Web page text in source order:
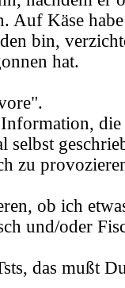
Auf Käse
bin,
hat.
zu
ob ich
und/oder
das mußt